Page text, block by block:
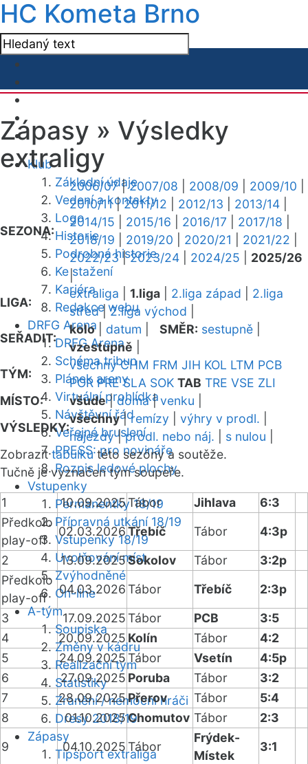
HC Kometa Brno
Klub
Základní údaje
Vedení a kontakty
Logo
Historie
Podrobná historie
Ke stažení
Kariéra
Redakce webu
DRFG Arena
DRFG Arena
Schéma tribun
Plánek areny
Virtuální prohlídka
Návštěvní řád
Veřejné bruslení
PRESS: pro novináře
Rozpis ledové plochy
Vstupenky
Permanentky 18/19
Přípravná utkání 18/19
Vstupenky 18/19
Uvolňování míst
Zvýhodněné
On-line
A-tým
Soupiska
Změny v kádru
Realizační tým
Statistiky
Zranění / nemocní hráči
Dresy 2018/19
Zápasy
Tipsport extraliga
Zápasy » Výsledky
extraligy
SEZONA:
2006/07|2007/08 2008/09 2009/10
2010/11|2011/12 2012/13 2013/14
2014/15
2015/16 2016/17 2017/18
2018/19
2019/20 2020/21 2021/22
2022/23|2023/24 2024/25
2025/26
|
LIGA:
extraliga 1.liga 2.liga západ
2.liga
střed|2.liga východ
SEŘADIT:
kolo| datum SMĚR: sestupně
vzestupně
TÝM:
všechny CHM FRM JIH KOL LTM PCB
POR PRE SLA SOK TAB TRE VSE ZLI
MÍSTO:
všude|doma|venku
VÝSLEDKY:
všechny|remízy výhry v prodl.
nájezdy|prodl. nebo náj. s nulou
Zobrazittabulkutéto sezóny a soutěže.
Tučně je vyznačen tým soupeře.
1 10.09.2025Tábor Jihlava
6:3
Předkolo
play-off
02.03.2026Třebíč Tábor
4:3p
2
13.09.2025Sokolov Tábor
3:2p
Předkolo
play-off
04.03.2026Tábor Třebíč
2:3p
3
17.09.2025Tábor PCB
3:5
4
20.09.2025 Kolín Tábor
4:2
5
24.09.2025Tábor Vsetín
4:5p
6
27.09.2025 Poruba Tábor
3:2
7
28.09.2025Přerov Tábor
5:4
8
01.10.2025Chomutov Tábor
2:3
9
04.10.2025Tábor
Frýdek-
Místek
3:1